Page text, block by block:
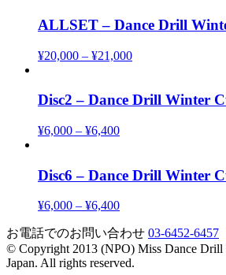
ALLSET – Dance Drill
¥20,000 – ¥21,000
Disc2 – Dance Drill Winter
¥6,000 – ¥6,400
Disc6 – Dance Drill Winter
¥6,000 – ¥6,400
お電話でのお問い合わせ 03-6452-6457
© Copyright 2013 (NPO) Miss Dance Drill
Japan. All rights reserved.